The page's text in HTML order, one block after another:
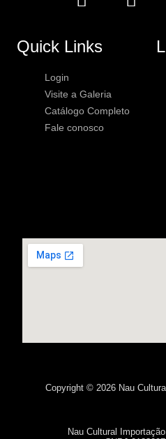
Quick Links
Login
Visite a Galeria
Catálogo Completo
Fale conosco
Copyright © 2026 Nau
Nau Cultural